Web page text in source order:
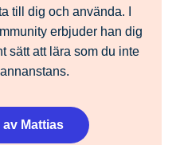
till dig och använda. I
erbjuder han dig
sätt att lära som du inte
Mattias